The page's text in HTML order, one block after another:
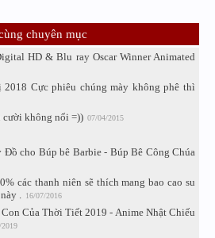
chuyên mục
HD & Blu ray Oscar Winner Animated
2018 Cực phiêu chúng mày không phê thì
không nổi =)) 07/04/2015
cho Búp bê Barbie - Búp Bê Công Chúa
các thanh niên sẽ thích mang bao cao su
.
16/07/2016
Của Thời Tiết 2019 - Anime Nhật Chiếu
2019